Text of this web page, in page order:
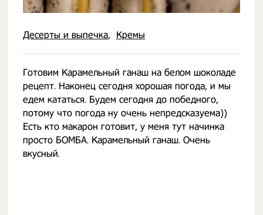
Десерты и выпечка Кремы
Готовим Карамельный ганаш на белом шоколаде
рецепт. Наконец сегодня хорошая погода, и мы
едем кататься. Будем сегодня до победного,
потому что погода ну очень непредсказуема))
Есть кто макарон готовит, у меня тут начинка
просто БОМБА. Карамельный ганаш. Очень
вкусный.